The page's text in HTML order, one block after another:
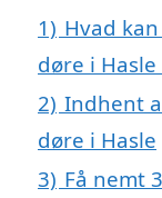
1) Hvad
døre i
2) Indhent
døre i Hasle
3) Få nemt